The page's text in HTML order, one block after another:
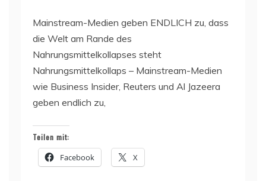
Mainstream-Medien geben ENDLICH zu, dass
die Welt am Rande des
Nahrungsmittelkollapses steht
Nahrungsmittelkollaps – Mainstream-Medien
wie Business Insider, Reuters und Al Jazeera
geben endlich zu,
Teilen mit:
Facebook X